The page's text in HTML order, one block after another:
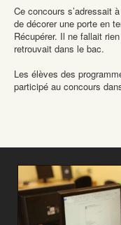
Ce concours s’adressait
de décorer une porte en
Récupérer. Il ne fallait
retrouvait dans le bac.
Les élèves des
participé au concours